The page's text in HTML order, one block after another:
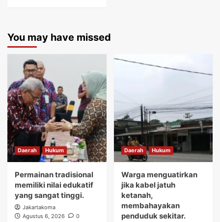
You may have missed
Daerah Hukum
Permainan tradisional
memiliki nilai edukatif
yang sangat tinggi.
Jakartakoma
Agustus 6, 2026
0
Daerah Hukum
Warga menguatirkan
jika kabel jatuh
ketanah,
membahayakan
penduduk sekitar.